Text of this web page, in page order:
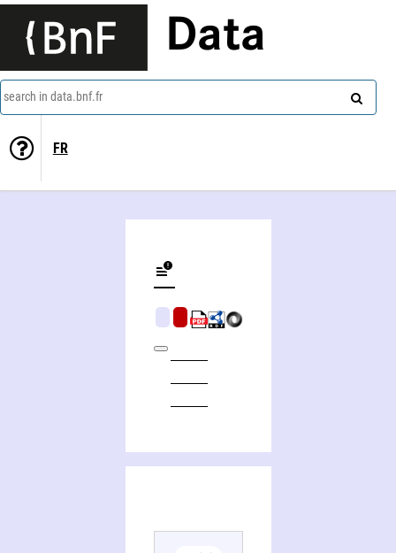
Data
search in data.bnf.fr
FR